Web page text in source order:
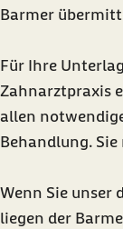
Barmer
Für Ihre
Zahnarztpraxis
allen
Behandlung.
Wenn Sie unser
liegen der